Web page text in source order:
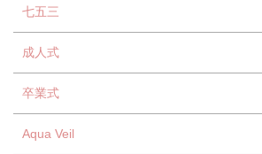
七五三
成人式
卒業式
Aqua Veil